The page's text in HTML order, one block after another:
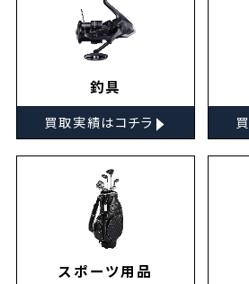
釣具
買取実績はコチラ ▸
スポーツ用品